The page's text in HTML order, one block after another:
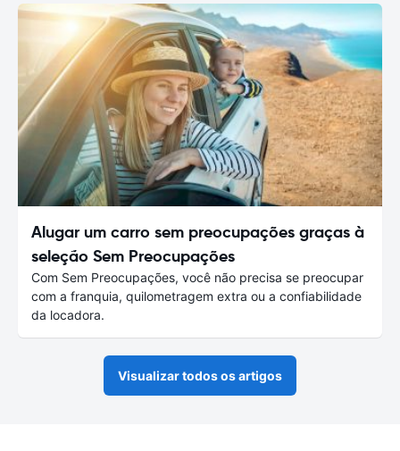
Alugar um carro sem preocupações graças à
seleção Sem Preocupações
Com Sem Preocupações, você não precisa se preocupar
com a franquia, quilometragem extra ou a confiabilidade
da locadora.
Visualizar todos os artigos